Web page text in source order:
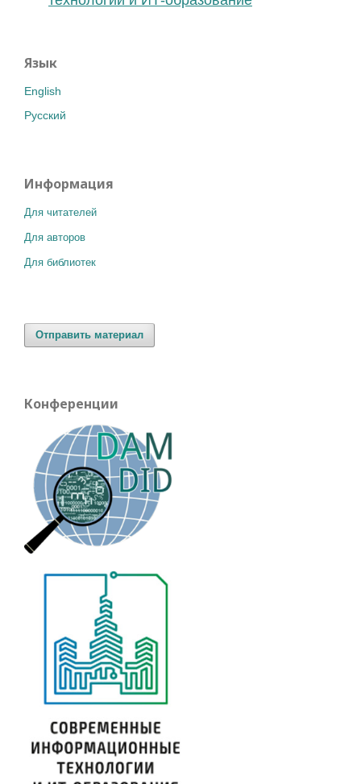
Язык
English
Русский
Информация
Для читателей
Для авторов
Для библиотек
Отправить материал
Конференции